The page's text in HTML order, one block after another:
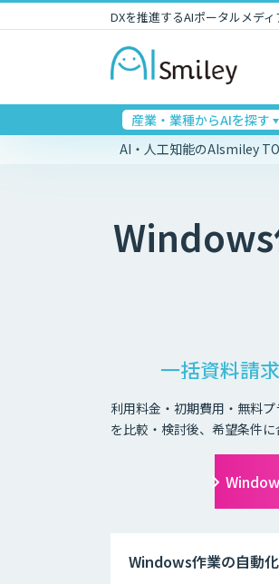
DXを推進するAIポータルメデ
産業・業種からAIを探す
AI・人工知能のAIsmiley
Windows
一括資料請
利用料金・初期費用・無料
を比較・検討後、希望条件
Windows作業の自動